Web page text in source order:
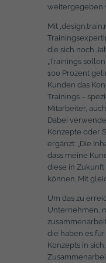
weitergegeben
Mit
die sich noch
„Trainings
100 Prozent
Kunden das
Trainings –
Mitarbeiter,
Dabei
Konzepte oder
ergänzt: „Die
dass meine
diese in
können. Mit
Um das zu
Unternehmen,
die haben es
Konzepts in